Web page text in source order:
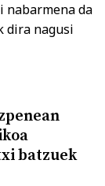
nabarmena da
dira nagusi
batzuek